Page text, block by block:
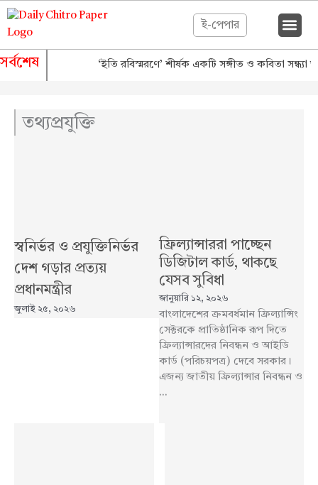
Skip
content
ই-পেপার
সর্বশেষ ‘ইতি রবিস্মরণে’ শীর্ষক একটি সঙ্গীত ও কবিতা সন্ধ্যা
তথ্যপ্রযুক্তি
স্বনির্ভর ও প্রযুক্তিনির্ভর
দেশ গড়ার প্রত্যয়
প্রধানমন্ত্রীর
জুলাই ২৫, ২০২৬
ফ্রিল্যান্সাররা পাচ্ছেন
ডিজিটাল কার্ড, থাকছে
যেসব সুবিধা
জানুয়ারি ১২, ২০২৬
বাংলাদেশের ক্রমবর্ধমান ফ্রিল্যান্সিং
সেক্টরকে প্রাতিষ্ঠানিক রূপ দিতে
ফ্রিল্যান্সারদের নিবন্ধন ও আইডি
কার্ড (পরিচয়পত্র) দেবে সরকার।
এজন্য জাতীয় ফ্রিল্যান্সার নিবন্ধন ও
...